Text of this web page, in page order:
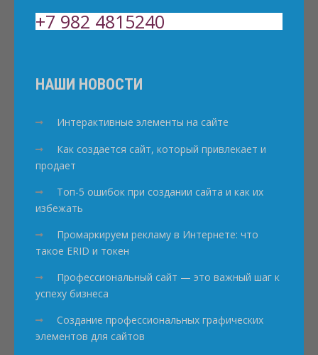
+7 982 4815240
НАШИ НОВОСТИ
Интерактивные элементы на сайте
Как создается сайт, который привлекает и
продает
Топ-5 ошибок при создании сайта и как их
избежать
Промаркируем рекламу в Интернете: что
такое ERID и токен
Профессиональный сайт — это важный шаг к
успеху бизнеса
Создание профессиональных графических
элементов для сайтов